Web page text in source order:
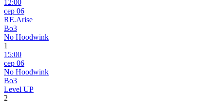
12:00
сер 06
RE.Arise
Bo3
No Hoodwink
1
15:00
сер 06
No Hoodwink
Bo3
Level UP
2